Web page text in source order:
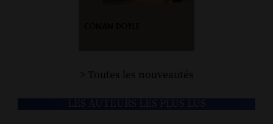
> Toutes les nouveautés